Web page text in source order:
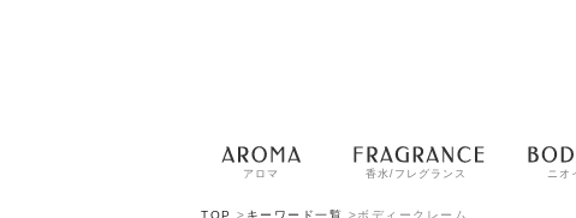
アロマ 香水/フレグランス ニオ
TOP > キーワード一覧 >ボディークレーム